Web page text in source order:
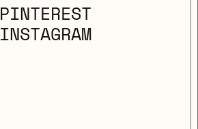
PINTEREST
INSTAGRAM